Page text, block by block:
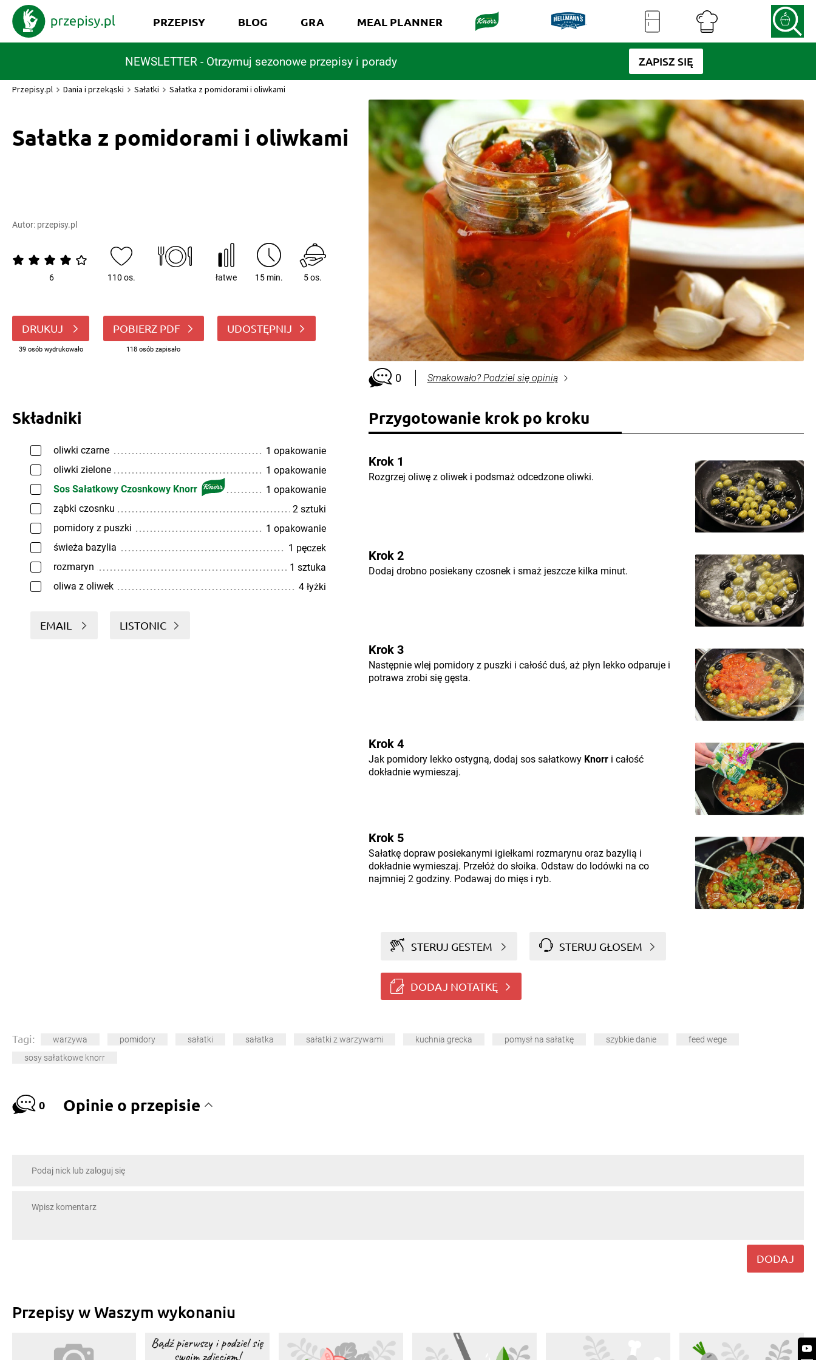
NEWSLETTER - Otrzymuj sezonowe przepisy i porady ZAPISZ SIĘ
PRZEPISY BLOG GRA MEAL PLANNER
Przepisy.pl Dania i przekąski Sałatki Sałatka z pomidorami i oliwkami
Sałatka z pomidorami i oliwkami
Autor: przepisy.pl
6 110 os. łatwe 15 min. 5 os.
DRUKUJ
39 osób wydrukowało
POBIERZ PDF
118 osób zapisało
UDOSTĘPNIJ
0 Smakowało? Podziel się opinią
Składniki
oliwki czarne
1 opakowanie
oliwki zielone
1 opakowanie
Sos Sałatkowy Czosnkowy Knorr
1 opakowanie
ząbki czosnku
2 sztuki
pomidory z puszki
1 opakowanie
świeża bazylia
1 pęczek
rozmaryn
1 sztuka
oliwa z oliwek
4 łyżki
EMAIL LISTONIC
Przygotowanie krok po kroku
Krok 1
Rozgrzej oliwę z oliwek i podsmaż odcedzone oliwki.
Krok 2
Dodaj drobno posiekany czosnek i smaż jeszcze kilka minut.
Krok 3
Następnie wlej pomidory z puszki i całość duś, aż płyn lekko odparuje i
potrawa zrobi się gęsta.
Krok 4
Jak pomidory lekko ostygną, dodaj sos sałatkowy Knorri całość
dokładnie wymieszaj.
Krok 5
Sałatkę dopraw posiekanymi igiełkami rozmarynu oraz bazylią i
dokładnie wymieszaj. Przełóż do słoika. Odstaw do lodówki na co
najmniej 2 godziny. Podawaj do mięs i ryb.
STERUJ GESTEM STERUJ GŁOSEM
DODAJ NOTATKĘ
Tagi: warzywa pomidory sałatki sałatka sałatki z warzywami kuchnia grecka pomysł na sałatkę szybkie danie
feed wege
sosy sałatkowe knorr
0 Opinie o przepisie
DODAJ
Przepisy w Waszym wykonaniu